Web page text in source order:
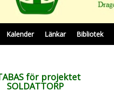
Kalender Länkar Bibliotek
för projektet
SOLDATTORP